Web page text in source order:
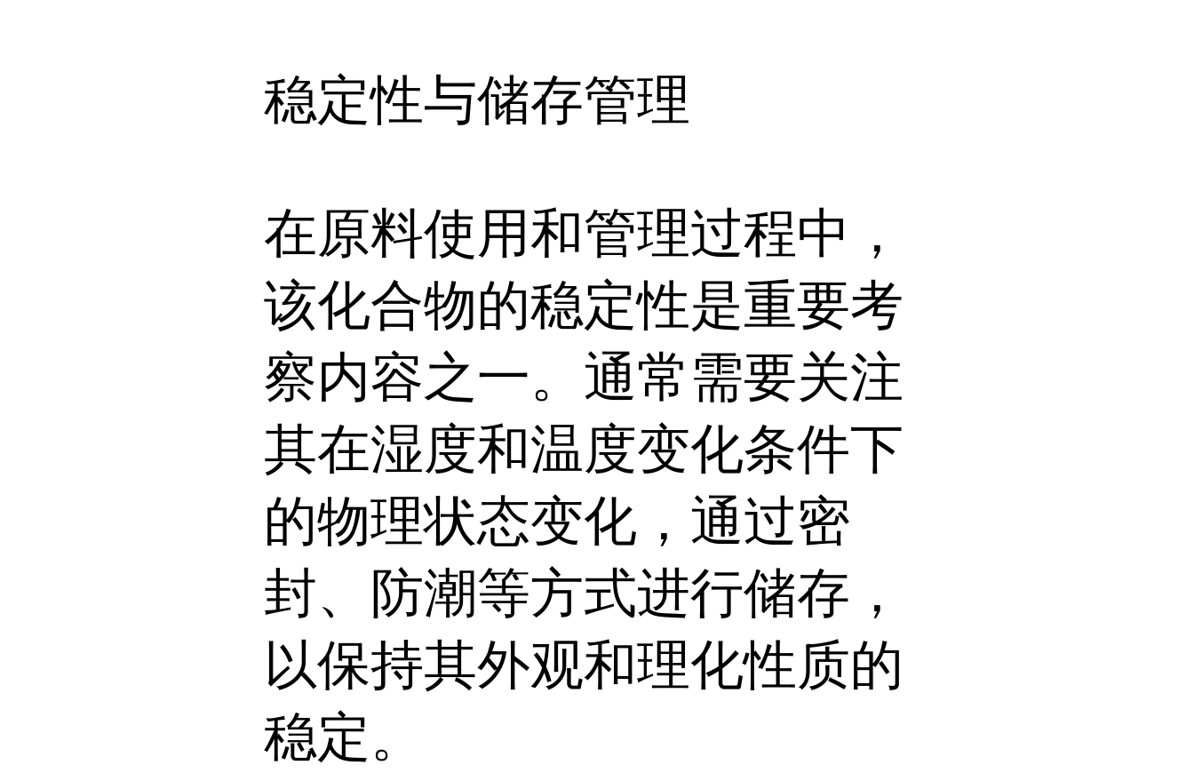
稳定性与储存管理
在原料使用和管理过程中，
该化合物的稳定性是重要考
察内容之一。通常需要关注
其在湿度和温度变化条件下
的物理状态变化，通过密
封、防潮等方式进行储存，
以保持其外观和理化性质的
稳定。